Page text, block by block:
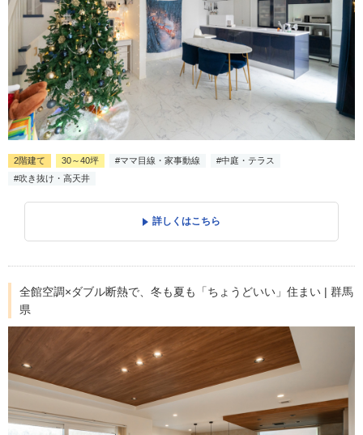
2階建て 30～40坪 #ママ目線・家事動線
#中庭・テラス
#吹き抜け・高天井
詳しくはこちら
全館空調×ダブル断熱で、冬も夏も「ちょうどいい」住まい | 群馬
県